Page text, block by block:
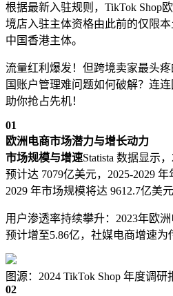
根据最新入驻规则，TikTok Shop
境店入驻主体资格由此前的仅限
中国香港主体。
流量红利爆发！但跨境卖家最头
国账户管理难问题如何破解？连连
助你抢占先机！
01
欧洲电商市场潜力与增长动力
市场规模与增速Statista 数据显示
预计达 7079亿美元，2025-2029 年
2029 年市场规模将达 9612.7亿美元
用户渗透率持续攀升：2023年欧
预计增至5.86亿，社媒电商增速为
图源：2024 TikTok Shop 年度调研
02